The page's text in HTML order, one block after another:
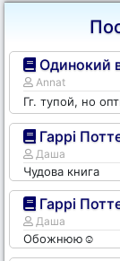
Одинокий
Annat
Гг. тупой, но
Гаррі
Даша
Чудова книга
Гаррі
Даша
Обожнюю☺️